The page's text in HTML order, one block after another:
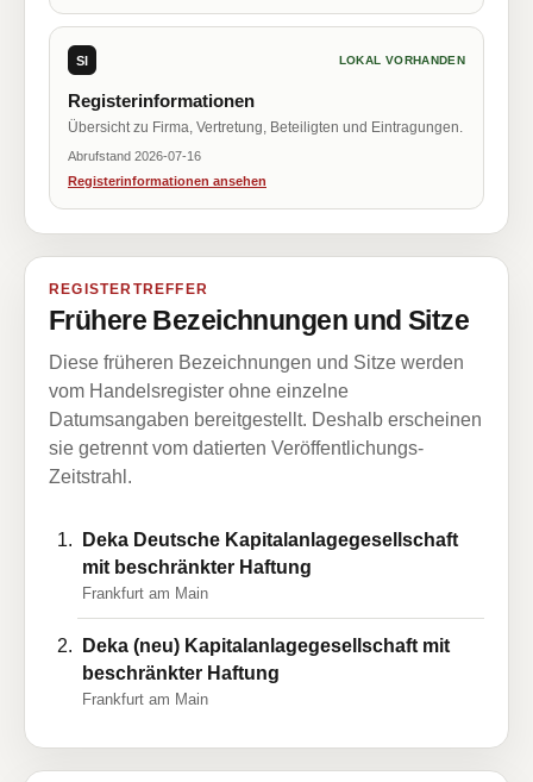
SI LOKAL VORHANDEN
Registerinformationen
Übersicht zu Firma, Vertretung, Beteiligten und Eintragungen.
Abrufstand 2026-07-16
Registerinformationen ansehen
REGISTERTREFFER
Frühere Bezeichnungen und Sitze
Diese früheren Bezeichnungen und Sitze werden
vom Handelsregister ohne einzelne
Datumsangaben bereitgestellt. Deshalb erscheinen
sie getrennt vom datierten Veröffentlichungs-
Zeitstrahl.
Deka Deutsche Kapitalanlagegesellschaft
mit beschränkter Haftung
Frankfurt am Main
Deka (neu) Kapitalanlagegesellschaft mit
beschränkter Haftung
Frankfurt am Main